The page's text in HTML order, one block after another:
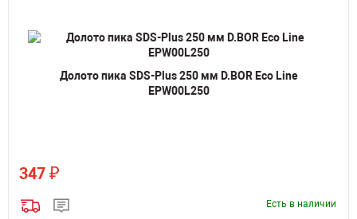
Долото пика SDS-Plus 250 мм D.BOR Eco Line
EPW00L250
347 ₽
Есть в наличии